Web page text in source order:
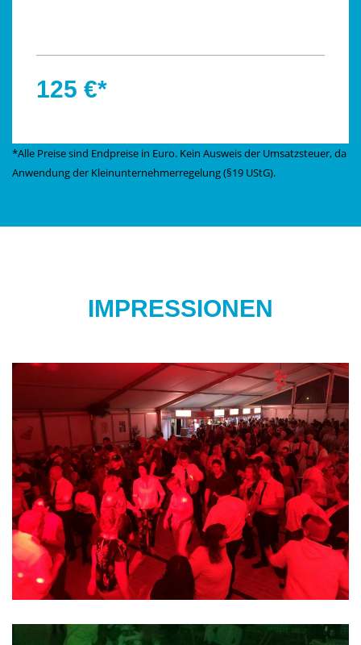
125 €*
*Alle Preise sind Endpreise in Euro. Kein Ausweis der Umsatzsteuer, da
Anwendung der Kleinunternehmerregelung (§19 UStG).
IMPRESSIONEN